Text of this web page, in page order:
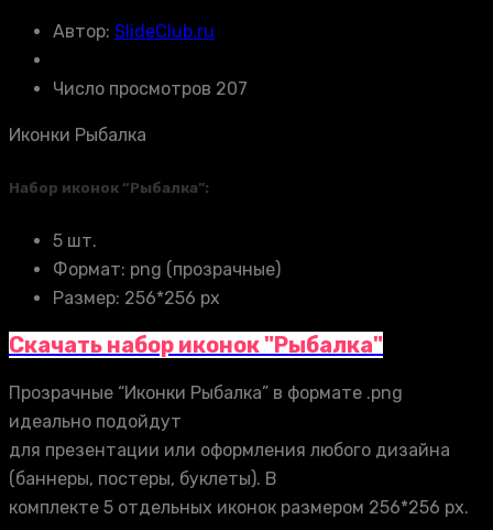
Автор: SlideClub.ru
Число просмотров 207
Иконки Рыбалка
Набор иконок “Рыбалка”:
5 шт.
Формат: png (прозрачные)
Размер: 256*256 px
Скачать набор иконок "Рыбалка"
Прозрачные “Иконки Рыбалка” в формате .png
идеально подойдут
для презентации или оформления любого дизайна
(баннеры, постеры, буклеты). В
комплекте 5 отдельных иконок размером 256*256 px.